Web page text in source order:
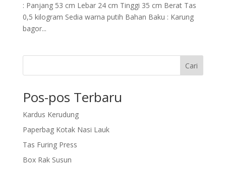
: Panjang 53 cm Lebar 24 cm Tinggi 35 cm Berat Tas
0,5 kilogram Sedia warna putih Bahan Baku : Karung
bagor...
Cari
Pos-pos Terbaru
Kardus Kerudung
Paperbag Kotak Nasi Lauk
Tas Furing Press
Box Rak Susun